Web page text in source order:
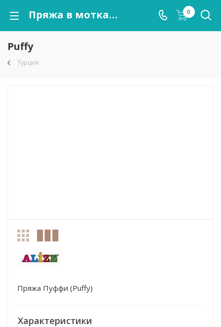
Пряжа в мотках Puffy оптом от kutnor.ru 0
Puffy
Турция
Пряжа Пуффи (Puffy)
Характеристики